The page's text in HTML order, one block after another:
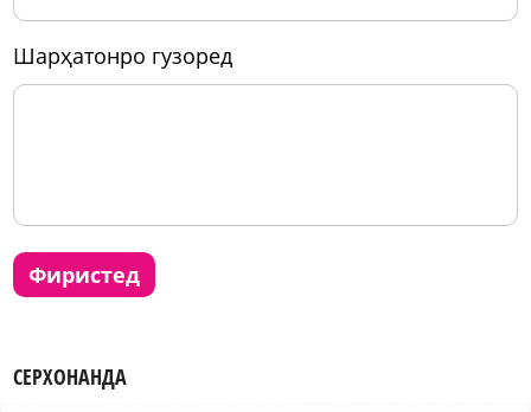
шарҳатонро гузоред
фиристед
СЕРХОНАНДА